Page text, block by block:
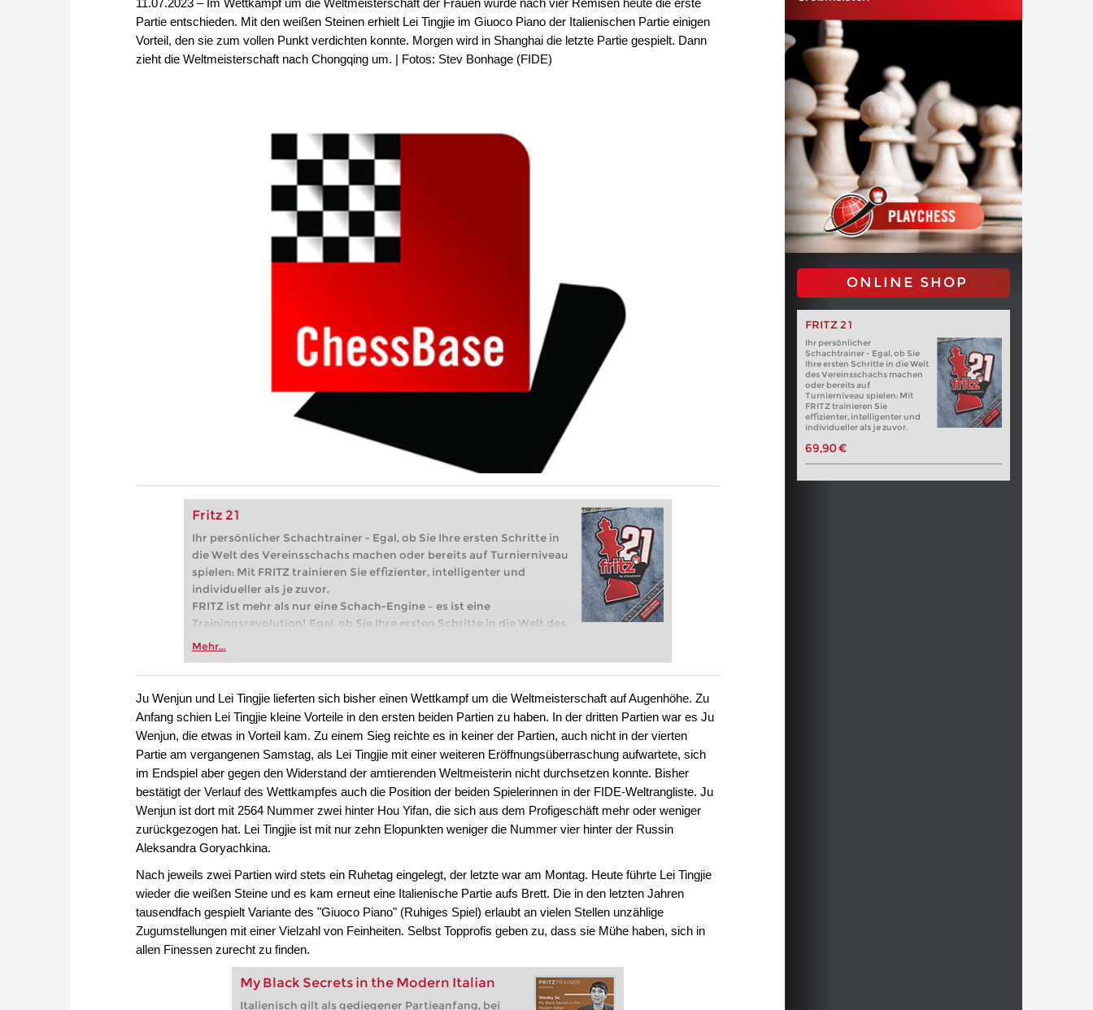
Partie entschieden. Mit den weißen Steinen erhielt Lei Tingjie im Giuoco Piano der Italienischen Partie einigen
Vorteil, den sie zum vollen Punkt verdichten konnte. Morgen wird in Shanghai die letzte Partie gespielt. Dann
zieht die Weltmeisterschaft nach Chongqing um. | Fotos: Stev Bonhage (FIDE)
Fritz 21
Ihr persönlicher Schachtrainer - Egal, ob Sie Ihre ersten Schritte in
die Welt des Vereinsschachs machen oder bereits auf Turnierniveau
spielen: Mit FRITZ trainieren Sie effizienter, intelligenter und
individueller als je zuvor.
FRITZ ist mehr als nur eine Schach-Engine – es ist eine
Trainingsrevolution! Egal, ob Sie Ihre ersten Schritte in die Welt des
Vereinsschachs machen oder bereits auf Turnierniveau spielen: Mit
zuvor.
Mehr...
ONLINE SHOP
FRITZ 21
Ihr persönlicher
Schachtrainer - Egal, ob Sie
Ihre ersten Schritte in die Welt
des Vereinsschachs machen
oder bereits auf
Turnierniveau spielen: Mit
FRITZ trainieren Sie
effizienter, intelligenter und
individueller als je zuvor.
69,90 €
Ju Wenjun und Lei Tingjie lieferten sich bisher einen Wettkampf um die Weltmeisterschaft auf Augenhöhe. Zu
Anfang schien Lei Tingjie kleine Vorteile in den ersten beiden Partien zu haben. In der dritten Partien war es Ju
Wenjun, die etwas in Vorteil kam. Zu einem Sieg reichte es in keiner der Partien, auch nicht in der vierten
Partie am vergangenen Samstag, als Lei Tingjie mit einer weiteren Eröffnungsüberraschung aufwartete, sich
im Endspiel aber gegen den Widerstand der amtierenden Weltmeisterin nicht durchsetzen konnte. Bisher
bestätigt der Verlauf des Wettkampfes auch die Position der beiden Spielerinnen in der FIDE-Weltrangliste. Ju
Wenjun ist dort mit 2564 Nummer zwei hinter Hou Yifan, die sich aus dem Profigeschäft mehr oder weniger
zurückgezogen hat. Lei Tingjie ist mit nur zehn Elopunkten weniger die Nummer vier hinter der Russin
Aleksandra Goryachkina.
Nach jeweils zwei Partien wird stets ein Ruhetag eingelegt, der letzte war am Montag. Heute führte Lei Tingjie
wieder die weißen Steine und es kam erneut eine Italienische Partie aufs Brett. Die in den letzten Jahren
tausendfach gespielt Variante des "Giuoco Piano" (Ruhiges Spiel) erlaubt an vielen Stellen unzählige
Zugumstellungen mit einer Vielzahl von Feinheiten. Selbst Topprofis geben zu, dass sie Mühe haben, sich in
allen Finessen zurecht zu finden.
My Black Secrets in the Modern Italian
Italienisch gilt als gediegener Partieanfang, bei